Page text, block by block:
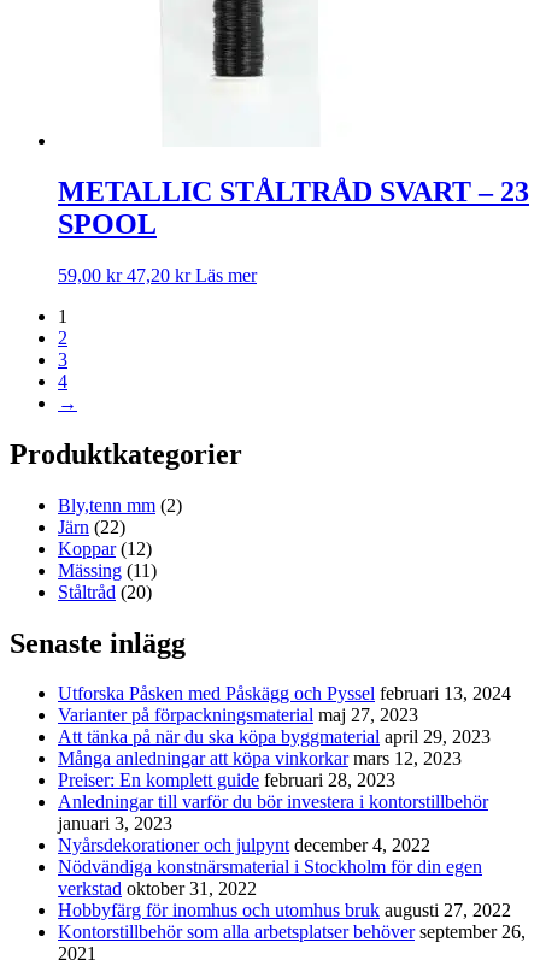
METALLIC STÅLTRÅD SVART – 23
SPOOL
59,00 kr 47,20 kr Läs mer
1
2
3
4
→
Produktkategorier
Bly,tenn mm (2)
Järn (22)
Koppar (12)
Mässing (11)
Ståltråd (20)
Senaste inlägg
Utforska Påsken med Påskägg och Pyssel februari 13, 2024
Varianter på förpackningsmaterial maj 27, 2023
Att tänka på när du ska köpa byggmaterial april 29, 2023
Många anledningar att köpa vinkorkar mars 12, 2023
Preiser: En komplett guide februari 28, 2023
Anledningar till varför du bör investera i kontorstillbehör
januari 3, 2023
Nyårsdekorationer och julpynt december 4, 2022
Nödvändiga konstnärsmaterial i Stockholm för din egen
verkstad oktober 31, 2022
Hobbyfärg för inomhus och utomhus bruk augusti 27, 2022
Kontorstillbehör som alla arbetsplatser behöver september 26,
2021